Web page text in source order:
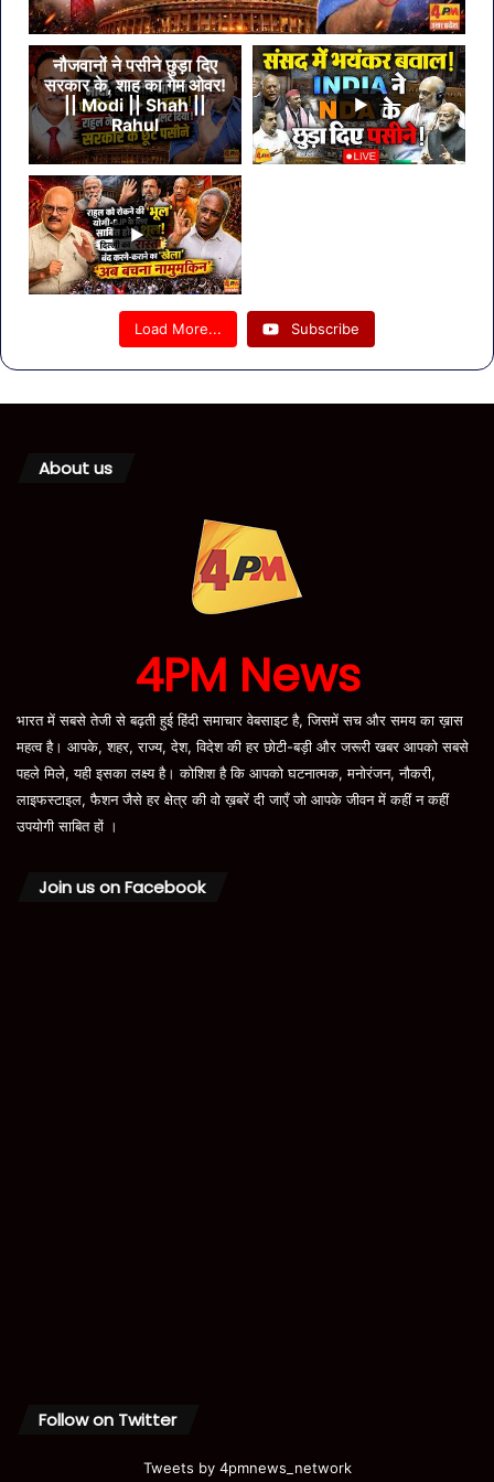
नौजवानों ने पसीने छुड़ा दिए
सरकार के, शाह का गेम ओवर!
|| Modi || Shah ||
Rahul
Load More... Subscribe
About us
4PM News
भारत में सबसे तेजी से बढ़ती हुई हिंदी समाचार वेबसाइट है, जिसमें सच और समय का ख़ास
महत्व है। आपके, शहर, राज्य, देश, विदेश की हर छोटी-बड़ी और जरूरी खबर आपको सबसे
पहले मिले, यही इसका लक्ष्य है। कोशिश है कि आपको घटनात्मक, मनोरंजन, नौकरी,
लाइफस्टाइल, फैशन जैसे हर क्षेत्र की वो ख़बरें दी जाएँ जो आपके जीवन में कहीं न कहीं
उपयोगी साबित हों ।
Join us on Facebook
Follow on Twitter
Tweets by 4pmnews_network